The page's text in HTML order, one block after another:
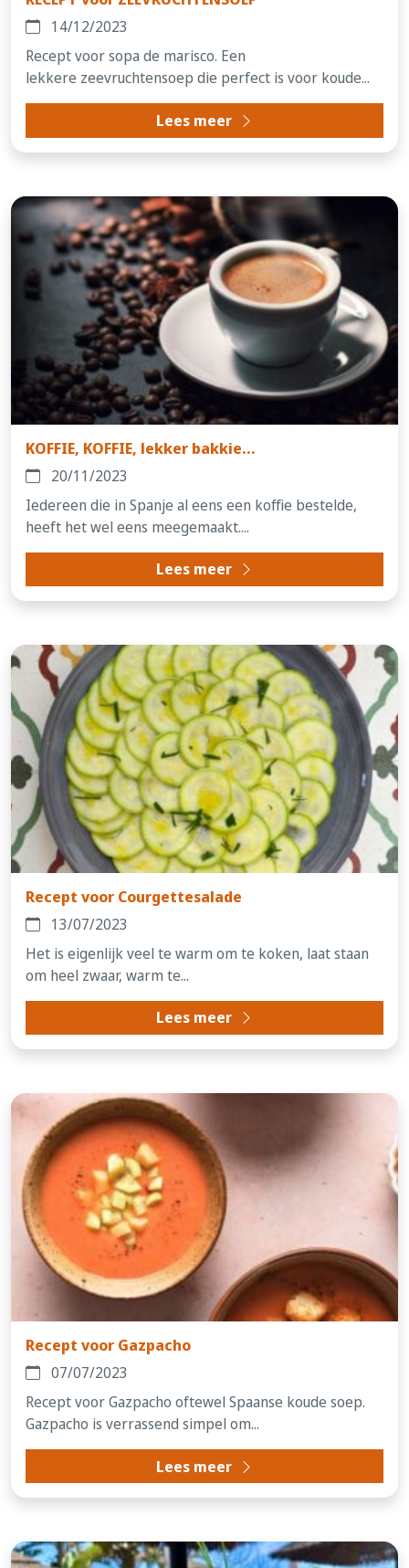
14/12/2023
Recept voor sopa de marisco. Een
lekkere zeevruchtensoep die perfect is voor koude...
Lees meer
KOFFIE, KOFFIE, lekker bakkie…
20/11/2023
Iedereen die in Spanje al eens een koffie bestelde,
heeft het wel eens meegemaakt....
Lees meer
Recept voor Courgettesalade
13/07/2023
Het is eigenlijk veel te warm om te koken, laat staan
om heel zwaar, warm te...
Lees meer
Recept voor Gazpacho
07/07/2023
Recept voor Gazpacho oftewel Spaanse koude soep.
Gazpacho is verrassend simpel om...
Lees meer